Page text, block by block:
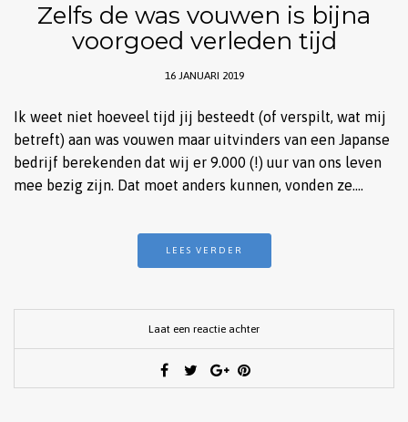
Zelfs de was vouwen is bijna
voorgoed verleden tijd
16 JANUARI 2019
Ik weet niet hoeveel tijd jij besteedt (of verspilt, wat mij
betreft) aan was vouwen maar uitvinders van een Japanse
bedrijf berekenden dat wij er 9.000 (!) uur van ons leven
mee bezig zijn. Dat moet anders kunnen, vonden ze….
LEES VERDER
Laat een reactie achter